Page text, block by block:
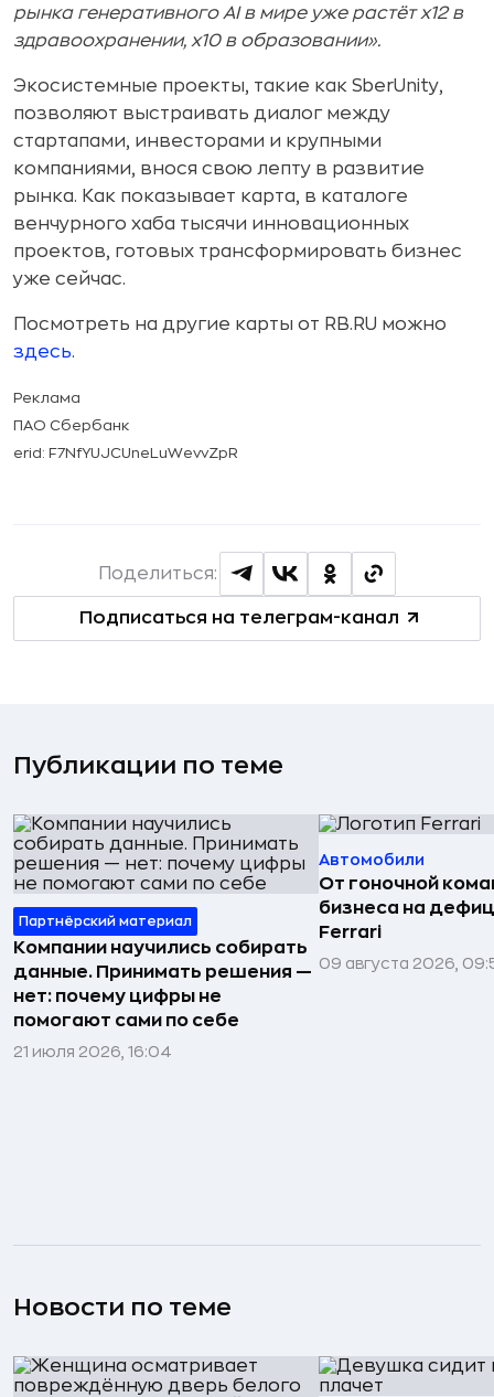
рынка генеративного AI в мире уже растёт х12 в
здравоохранении, х10 в образовании».
Экосистемные проекты, такие как SberUnity,
позволяют выстраивать диалог между
стартапами, инвесторами и крупными
компаниями, внося свою лепту в развитие
рынка. Как показывает карта, в каталоге
венчурного хаба тысячи инновационных
проектов, готовых трансформировать бизнес
уже сейчас.
Посмотреть на другие карты от RB.RU можно
здесь.
Реклама
ПАО Сбербанк
erid: F7NfYUJCUneLuWevvZpR
Подписаться на телеграм-канал
Поделиться:
Публикации по теме
Партнёрский материал
Компании научились собирать
данные. Принимать решения —
нет: почему цифры не
помогают сами по себе
21 июля 2026, 16:04
Автомобили
От гоночной
бизнеса на
Ferrari
09 августа 2026,
Новости по теме